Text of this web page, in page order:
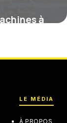
à
LE MÉDIA
À PROPOS